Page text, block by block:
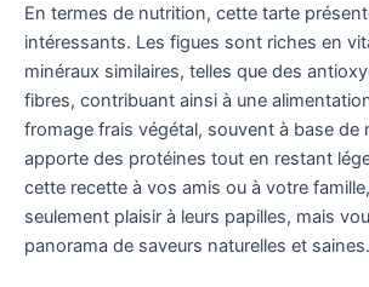
En termes de nutrition, cette tarte
intéressants. Les figues sont riches en
minéraux similaires, telles que des
fibres, contribuant ainsi à une
fromage frais végétal, souvent à base de
apporte des protéines tout en restant
cette recette à vos amis ou à votre
seulement plaisir à leurs papilles, mais
panorama de saveurs naturelles et saines.